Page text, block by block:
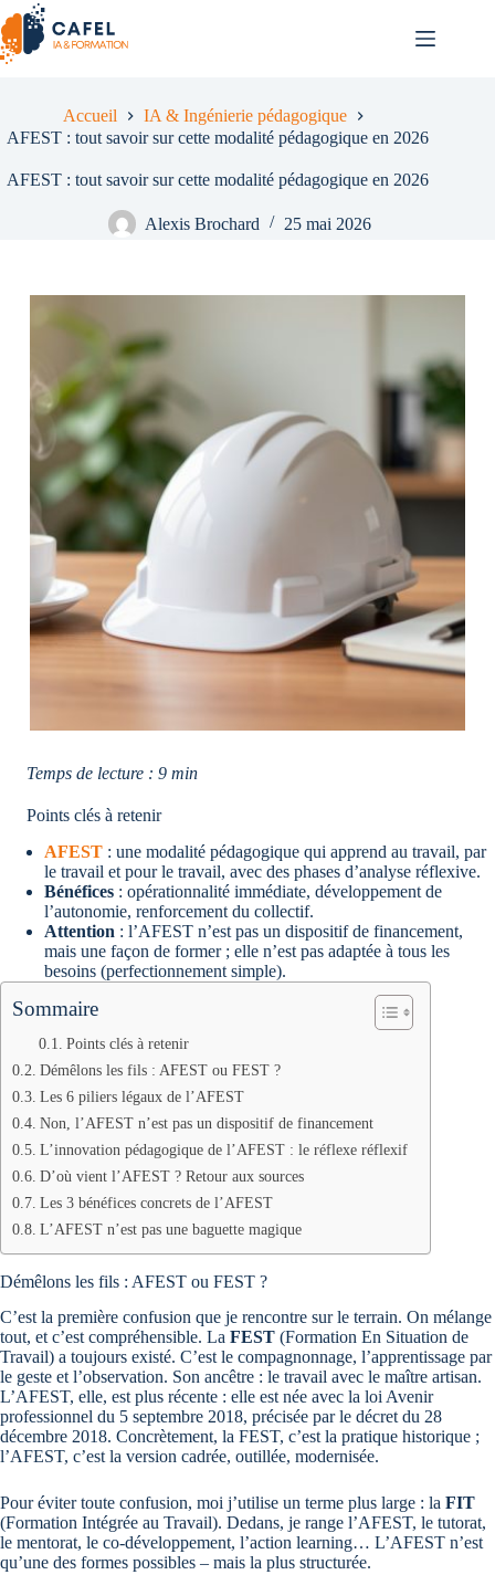
Passer
au
contenu
Accueil
IA & Ingénierie pédagogique
AFEST : tout savoir sur cette modalité pédagogique en 2026
AFEST : tout savoir sur cette modalité pédagogique en 2026
Alexis Brochard 25 mai 2026
Temps de lecture : 9 min
Points clés à retenir
AFEST : une modalité pédagogique qui apprend au travail, par
le travail et pour le travail, avec des phases d’analyse réflexive.
Bénéfices : opérationnalité immédiate, développement de
l’autonomie, renforcement du collectif.
Attention : l’AFEST n’est pas un dispositif de financement,
mais une façon de former ; elle n’est pas adaptée à tous les
besoins (perfectionnement simple).
Sommaire
Points clés à retenir
Démêlons les fils : AFEST ou FEST ?
Les 6 piliers légaux de l’AFEST
Non, l’AFEST n’est pas un dispositif de financement
L’innovation pédagogique de l’AFEST : le réflexe réflexif
D’où vient l’AFEST ? Retour aux sources
Les 3 bénéfices concrets de l’AFEST
L’AFEST n’est pas une baguette magique
Démêlons les fils : AFEST ou FEST ?
C’est la première confusion que je rencontre sur le terrain. On mélange
tout, et c’est compréhensible. La FEST (Formation En Situation de
Travail) a toujours existé. C’est le compagnonnage, l’apprentissage par
le geste et l’observation. Son ancêtre : le travail avec le maître artisan.
L’AFEST, elle, est plus récente : elle est née avec la loi Avenir
professionnel du 5 septembre 2018, précisée par le décret du 28
décembre 2018. Concrètement, la FEST, c’est la pratique historique ;
l’AFEST, c’est la version cadrée, outillée, modernisée.
Pour éviter toute confusion, moi j’utilise un terme plus large : la FIT
(Formation Intégrée au Travail). Dedans, je range l’AFEST, le tutorat,
le mentorat, le co-développement, l’action learning… L’AFEST n’est
qu’une des formes possibles – mais la plus structurée.